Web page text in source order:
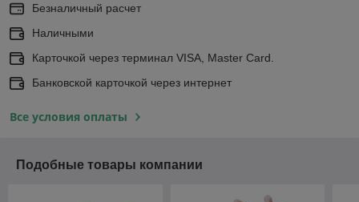
Безналичный расчет
Наличными
Карточкой через терминал VISA, Master Card.
Банковской карточкой через интернет
Все условия оплаты
Подобные товары компании